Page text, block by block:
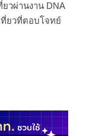
วผ่านงาน DNA
ที่ยวที่ตอบโจทย์